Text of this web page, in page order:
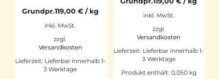
Grundpr.119,00 €/ kg
inkl. MwSt.
zzgl.
Versandkosten
Lieferzeit: Lieferbar innerhalb 1-
3 Werktage
inkl. MwSt.
zzgl.
Versandkosten
Lieferzeit: Lieferbar innerhalb 1-
3 Werktage
Produkt enthält: 0,050 kg